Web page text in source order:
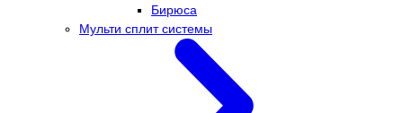
Бирюса
Мульти сплит системы